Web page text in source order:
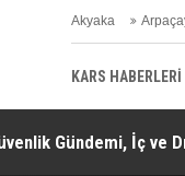
Akyaka
KARS HABERLERİ
EKONOMİ |
Gündemi, İç ve